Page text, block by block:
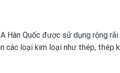
Hàn Quốc được sử dụng rộng
các loại kim loại như thép, thép